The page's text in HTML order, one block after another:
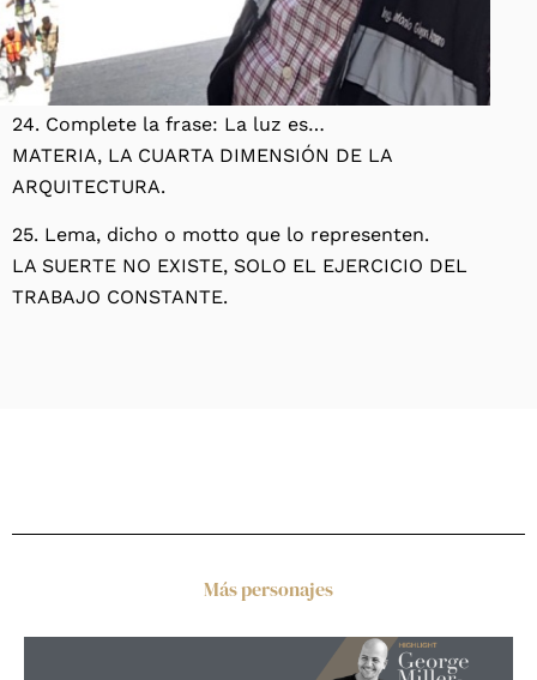
24. Complete la frase: La luz es…
MATERIA, LA CUARTA DIMENSIÓN DE LA
ARQUITECTURA.
25. Lema, dicho o motto que lo representen.
LA SUERTE NO EXISTE, SOLO EL EJERCICIO DEL
TRABAJO CONSTANTE.
Más personajes